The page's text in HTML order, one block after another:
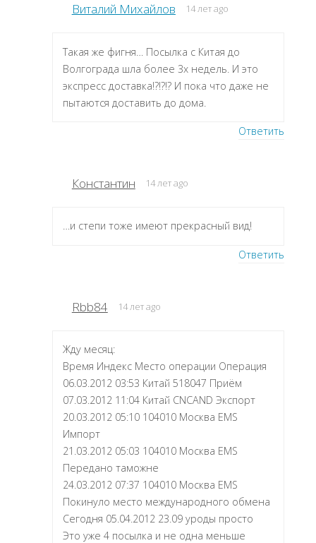
Виталий Михайлов 14 лет ago
Такая же фигня… Посылка с Китая до
Волгограда шла более 3х недель. И это
экспресс доставка!?!?!? И пока что даже не
пытаются доставить до дома.
Ответить
Константин 14 лет ago
…и степи тоже имеют прекрасный вид!
Ответить
Rbb84 14 лет ago
Жду месяц:
Время Индекс Место операции Операция
06.03.2012 03:53 Китай 518047 Приём
07.03.2012 11:04 Китай CNCAND Экспорт
20.03.2012 05:10 104010 Москва EMS
Импорт
21.03.2012 05:03 104010 Москва EMS
Передано таможне
24.03.2012 07:37 104010 Москва EMS
Покинуло место международного обмена
Сегодня 05.04.2012 23.09 уроды просто
Это уже 4 посылка и не одна меньше